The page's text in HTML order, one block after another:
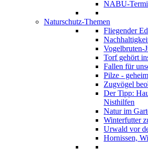
NABU-
Naturschutz-Themen
Fliegender
Vogelbruten-
Torf gehört
Fallen für
Pilze -
Zugvögel
Der Tipp:
Nisthilfen
Natur im
Winterfutter
Urwald vor
Hornissen,